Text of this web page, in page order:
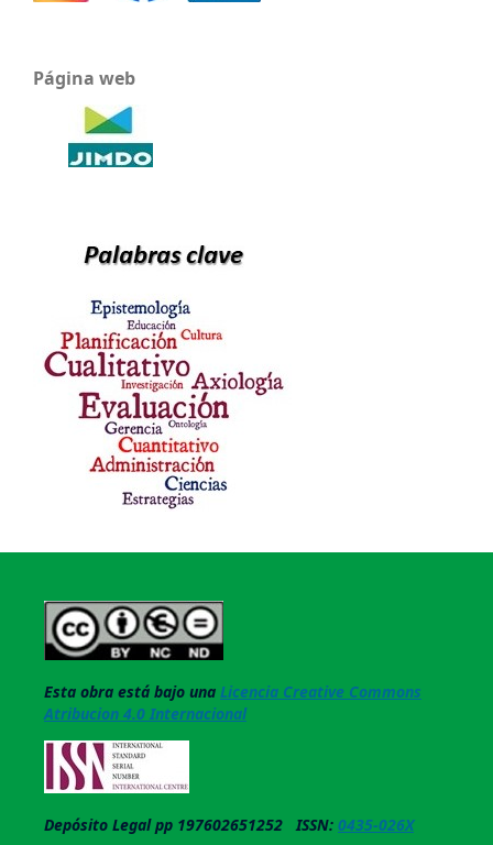
Página web
Esta obra está bajo una Licencia Creative Commons
Atribucion 4.0 Internacional
Depósito Legal pp 197602651252 ISSN: 0435-026X